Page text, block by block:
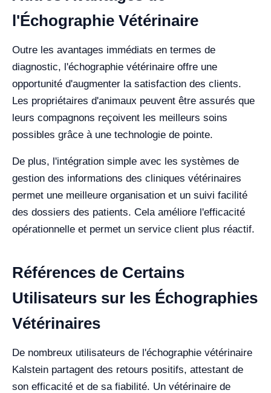
l'Échographie Vétérinaire
Outre les avantages immédiats en termes de
diagnostic, l'échographie vétérinaire offre une
opportunité d'augmenter la satisfaction des clients.
Les propriétaires d'animaux peuvent être assurés que
leurs compagnons reçoivent les meilleurs soins
possibles grâce à une technologie de pointe.
De plus, l'intégration simple avec les systèmes de
gestion des informations des cliniques vétérinaires
permet une meilleure organisation et un suivi facilité
des dossiers des patients. Cela améliore l'efficacité
opérationnelle et permet un service client plus réactif.
Références de Certains
Utilisateurs sur les Échographies
Vétérinaires
De nombreux utilisateurs de l'échographie vétérinaire
Kalstein partagent des retours positifs, attestant de
son efficacité et de sa fiabilité. Un vétérinaire de